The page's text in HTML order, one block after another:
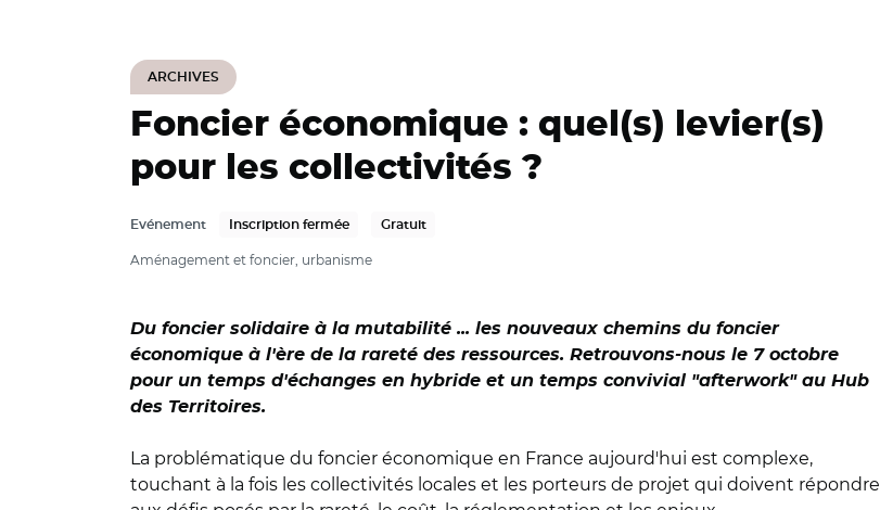
ARCHIVES
Foncier économique : quel(s) levier(s)
pour les collectivités ?
Evénement Inscription fermée Gratuit
Aménagement et foncier, urbanisme
Du foncier solidaire à la mutabilité ... les nouveaux chemins du foncier
économique à l'ère de la rareté des ressources. Retrouvons-nous le 7 octobre
pour un temps d'échanges en hybride et un temps convivial "afterwork" au Hub
des Territoires.
La problématique du foncier économique en France aujourd'hui est complexe,
touchant à la fois les collectivités locales et les porteurs de projet qui doivent répondre